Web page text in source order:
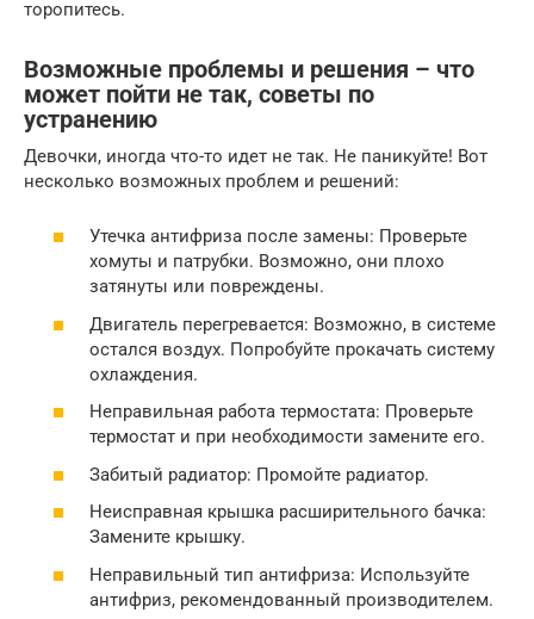
торопитесь.
Возможные проблемы и решения – что
может пойти не так, советы по
устранению
Девочки, иногда что-то идет не так. Не паникуйте! Вот
несколько возможных проблем и решений:
Утечка антифриза после замены: Проверьте
хомуты и патрубки. Возможно, они плохо
затянуты или повреждены.
Двигатель перегревается: Возможно, в системе
остался воздух. Попробуйте прокачать систему
охлаждения.
Неправильная работа термостата: Проверьте
термостат и при необходимости замените его.
Забитый радиатор: Промойте радиатор.
Неисправная крышка расширительного бачка:
Замените крышку.
Неправильный тип антифриза: Используйте
антифриз, рекомендованный производителем.